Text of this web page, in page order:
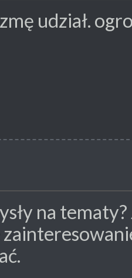
udział.
na